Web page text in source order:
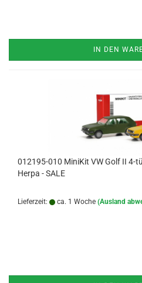
IN DEN
012195-010 MiniKit VW Golf II 4-
Herpa - SALE
Lieferzeit: ca. 1 Woche (Ausland